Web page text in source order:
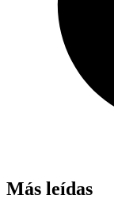
Más leídas